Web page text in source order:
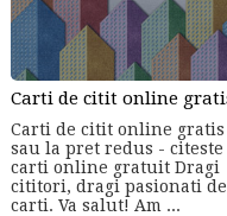
Carti de citit online gratis
sau la pret redus - citeste
carti online gratuit Dragi
cititori, dragi pasionati de
carti. Va salut! Am ...